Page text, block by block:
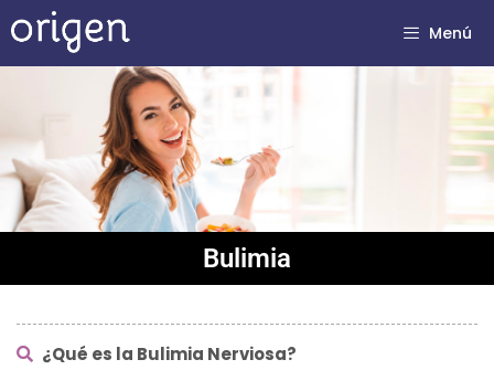
Menú
Bulimia
¿Qué es la Bulimia Nerviosa?